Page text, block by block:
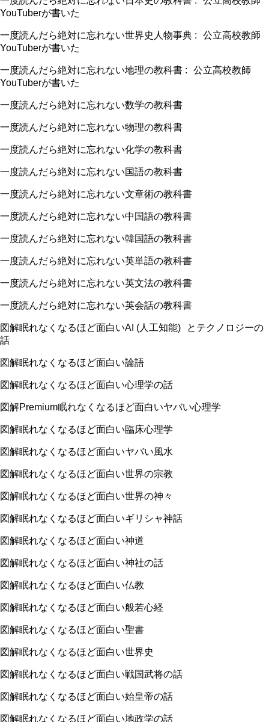
YouTuberが書いた
一度読んだら絶対に忘れない世界史人物事典 :
公立高校教師
YouTuberが書いた
一度読んだら絶対に忘れない地理の教科書 :
公立高校教師
YouTuberが書いた
一度読んだら絶対に忘れない数学の教科書
一度読んだら絶対に忘れない物理の教科書
一度読んだら絶対に忘れない化学の教科書
一度読んだら絶対に忘れない国語の教科書
一度読んだら絶対に忘れない文章術の教科書
一度読んだら絶対に忘れない中国語の教科書
一度読んだら絶対に忘れない韓国語の教科書
一度読んだら絶対に忘れない英単語の教科書
一度読んだら絶対に忘れない英文法の教科書
一度読んだら絶対に忘れない英会話の教科書
図解眠れなくなるほど面白いAI (人工知能)
とテクノロジーの
話
図解眠れなくなるほど面白い論語
図解眠れなくなるほど面白い心理学の話
図解Premium眠れなくなるほど面白いヤバい心理学
図解眠れなくなるほど面白い臨床心理学
図解眠れなくなるほど面白いヤバい風水
図解眠れなくなるほど面白い世界の宗教
図解眠れなくなるほど面白い世界の神々
図解眠れなくなるほど面白いギリシャ神話
図解眠れなくなるほど面白い神道
図解眠れなくなるほど面白い神社の話
図解眠れなくなるほど面白い仏教
図解眠れなくなるほど面白い般若心経
図解眠れなくなるほど面白い聖書
図解眠れなくなるほど面白い世界史
図解眠れなくなるほど面白い戦国武将の話
図解眠れなくなるほど面白い始皇帝の話
図解眠れなくなるほど面白い地政学の話